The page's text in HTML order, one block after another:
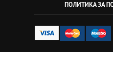
ПОЛИТИКА ЗА